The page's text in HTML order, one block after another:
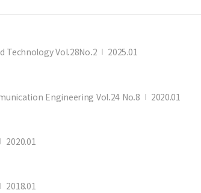
Technology Vol.28No.2 2025.01
Engineering Vol.24 No.8 2020.01
2020.01
2018.01